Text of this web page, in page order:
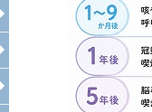
高血圧とは、高血圧原因・高
当院での取り組み
脂質異常とは、脂質異常原因
当院での取り組み
高尿酸血症とは、高尿酸血症原
因・高尿酸血症診断
高尿酸血症治療
当院での取り組み